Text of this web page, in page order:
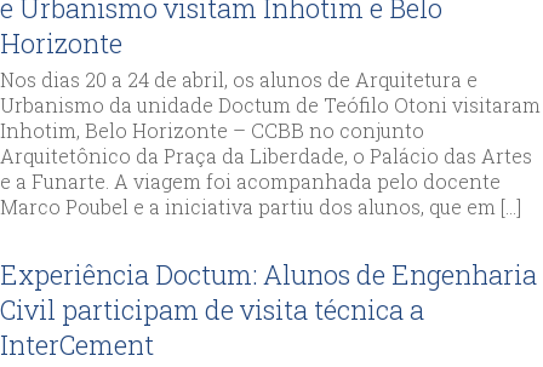
e Urbanismo visitam Inhotim e Belo
Horizonte
Nos dias 20 a 24 de abril, os alunos de Arquitetura e
Urbanismo da unidade Doctum de Teófilo Otoni visitaram
Inhotim, Belo Horizonte – CCBB no conjunto
Arquitetônico da Praça da Liberdade, o Palácio das Artes
e a Funarte. A viagem foi acompanhada pelo docente
Marco Poubel e a iniciativa partiu dos alunos, que em […]
Experiência Doctum: Alunos de Engenharia
Civil participam de visita técnica a
InterCement